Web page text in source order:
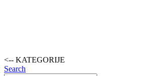
<-- KATEGORIJE
Search